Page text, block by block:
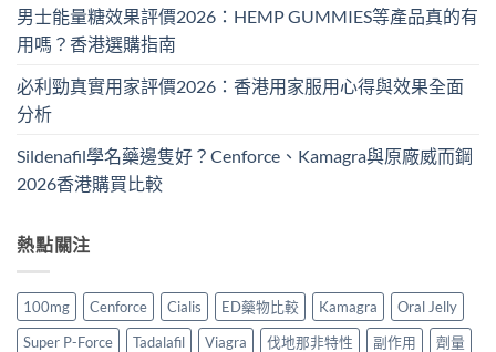
男士能量糖效果評價2026：HEMP GUMMIES等產品真的有
用嗎？香港選購指南
必利勁真實用家評價2026：香港用家服用心得與效果全面
分析
Sildenafil學名藥邊隻好？Cenforce、Kamagra與原廠威而鋼
2026香港購買比較
熱點關注
100mg Cenforce Cialis ED藥物比較 Kamagra
Oral Jelly
Super P-Force
Tadalafil Viagra 伐地那非特性 副作用
劑量